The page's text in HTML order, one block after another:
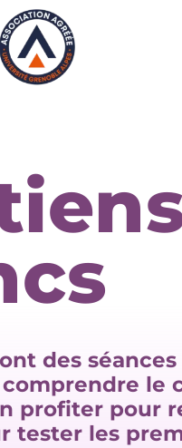
des
le
profiter pour
tester les